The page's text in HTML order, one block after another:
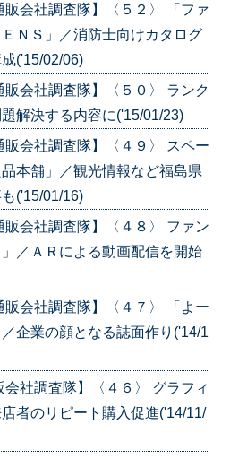
販会社調査隊】〈５２〉 「ファ
ＮＳ」／消防士向けカタログ
('15/02/06)
販会社調査隊】〈５０〉 ランク
解決する内容に('15/01/23)
販会社調査隊】〈４９〉 スペー
本舗」／観光情報など福島県
('15/01/16)
販会社調査隊】〈４８〉 ファン
／ＡＲによる動画配信を開始
販会社調査隊】〈４７〉 「よー
企業の顔となる誌面作り('14/1
社調査隊】〈４６〉 グラフィ
者のリピート購入促進('14/11/